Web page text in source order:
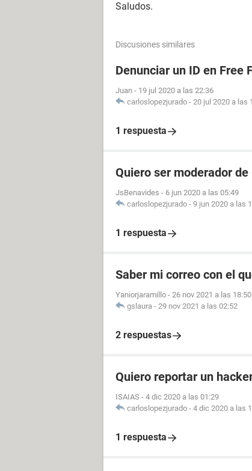
Saludos.
Discusiones similares
Denunciar un ID en Free
Juan - 19 jul 2020 a las 22:36
carloslopezjurado - 20 jul 2020 a las
1 respuesta
Quiero ser moderador de
JsBenavides - 6 jun 2020 a las 05:49
carloslopezjurado - 9 jun 2020 a las
1 respuesta
Saber mi correo con el
Yaniorjaramillo - 26 nov 2021 a las 18:50
gslaura - 29 nov 2021 a las 02:52
2 respuestas
Quiero reportar un
ISAIAS - 4 dic 2020 a las 01:29
carloslopezjurado - 4 dic 2020 a las
1 respuesta